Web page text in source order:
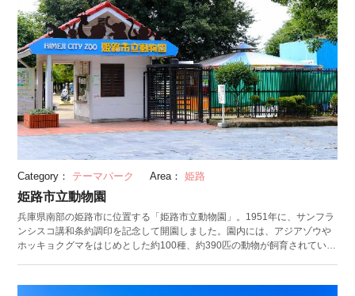
Category： テーマパーク Area： 姫路
姫路市立動物園
兵庫県南部の姫路市に位置する「姫路市立動物園」。1951年に、サンフラ
ンシスコ講和条約調印を記念して開園しました。園内には、アジアゾウや
ホッキョクグマをはじめとした約100種、約390匹の動物が飼育されている
コイをはじめとした様々な魚が泳ぐ「内堀」。さらに、アヒルやモルモッ